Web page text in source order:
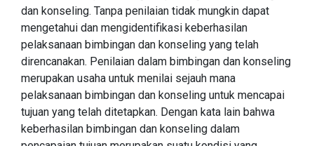
dan konseling. Tanpa penilaian tidak mungkin dapat
mengetahui dan mengidentifikasi keberhasilan
pelaksanaan bimbingan dan konseling yang telah
direncanakan. Penilaian dalam bimbingan dan konseling
merupakan usaha untuk menilai sejauh mana
pelaksanaan bimbingan dan konseling untuk mencapai
tujuan yang telah ditetapkan. Dengan kata lain bahwa
keberhasilan bimbingan dan konseling dalam